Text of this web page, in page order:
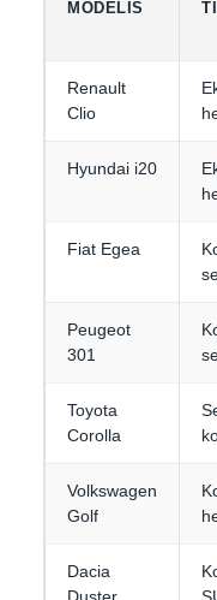
MODELIS
Renault
Clio
Hyundai i20
Fiat Egea
Peugeot
301
Toyota
Corolla
Volkswagen
Golf
Dacia